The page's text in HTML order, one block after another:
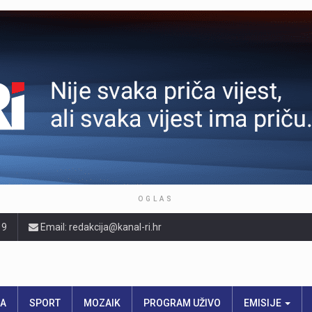
OGLAS
Email: redakcija@kanal-ri.hr
SPORT MOZAIK PROGRAM UŽIVO EMISIJE